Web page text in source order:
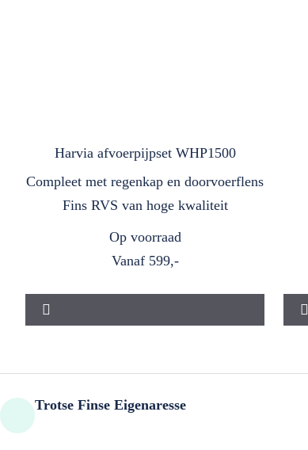
Harvia afvoerpijpset WHP1500
Compleet met regenkap en doorvoerflens
Fins RVS van hoge kwaliteit
Op voorraad
Vanaf 599,-
Trotse Finse Eigenaresse